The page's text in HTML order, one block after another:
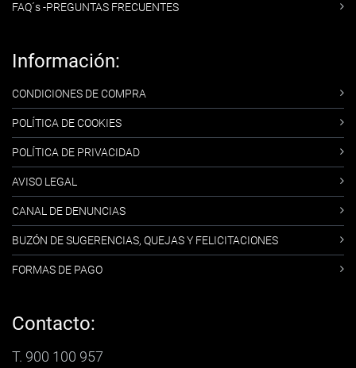
FAQ´s -PREGUNTAS FRECUENTES
Información:
CONDICIONES DE COMPRA
POLÍTICA DE COOKIES
POLÍTICA DE PRIVACIDAD
AVISO LEGAL
CANAL DE DENUNCIAS
BUZÓN DE SUGERENCIAS, QUEJAS Y FELICITACIONES
FORMAS DE PAGO
Contacto:
T. 900 100 957